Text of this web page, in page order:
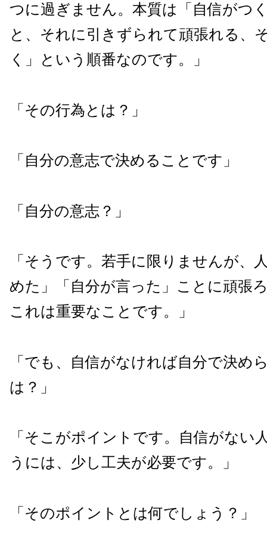
つに過ぎません。本質は「自信がつ
と、それに引きずられて頑張れる、
く」という順番なのです。」
「その行為とは？」
「自分の意志で決めることです」
「自分の意志？」
「そうです。若手に限りませんが、
めた」「自分が言った」ことに頑張
これは重要なことです。」
「でも、自信がなければ自分で決め
は？」
「そこがポイントです。自信がない
うには、少し工夫が必要です。」
「そのポイントとは何でしょう？」